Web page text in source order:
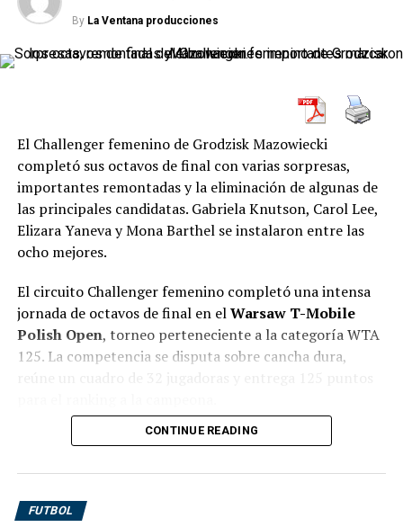
FH Hafnarfjörður – KR Reykjavík
Goles
1-0, 27 minutos:
Sindri Snær Magnússon.
2-0, 32 minutos:Dagur Ingi Valsson.
3-0, 36 minutos:Stefan Alexander Ljubicic.
Expulsado
Eiður Orri Ragnarsson , de Keflavík, a los 62
minutos, por doble amonestación.
KA había comenzado mejor y logró aproximarse al área
local, pero no convirtió sus oportunidades y terminó
La apertura llegó a los 27 minutos. Un remate de Alpha
By La Ventana producciones
El Challenger femenino de Grodzisk Mazowiecki
completó sus octavos de final con varias sorpresas,
importantes remontadas y la eliminación de algunas de
las principales candidatas. Gabriela Knutson, Carol Lee,
Elizara Yaneva y Mona Barthel se instalaron entre las
ocho mejores.
El circuito Challenger femenino completó una intensa
jornada de octavos de final en elWarsaw T-Mobile
Polish Open, torneo perteneciente a la categoría WTA
125. La competencia se disputa sobre cancha dura,
La jornada del miércoles 5 de agosto estuvo marcada
Noha Akugue
CONTINUE READING
FUTBOL